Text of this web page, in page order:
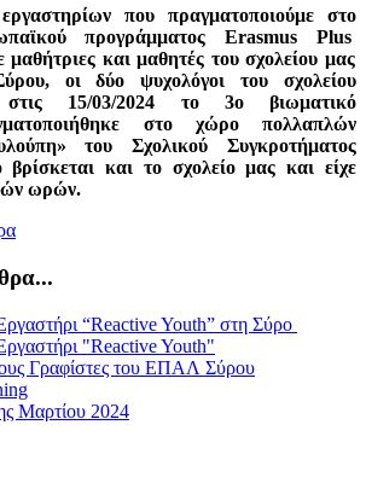
που πραγματοποιούμε στο
προγράμματος Erasmus Plus
μαθήτριες και μαθητές του σχολείου μας
οι δύο ψυχολόγοι του σχολείου
στις 15/03/2024 το 3ο βιωματικό
στο χώρο πολλαπλών
του Σχολικού Συγκροτήματος
και το σχολείο μας και είχε
ωρών.
“Reactive Youth” στη Σύρο
"Reactive Youth"
Γραφίστες του ΕΠΑΛ Σύρου
Μαρτίου 2024